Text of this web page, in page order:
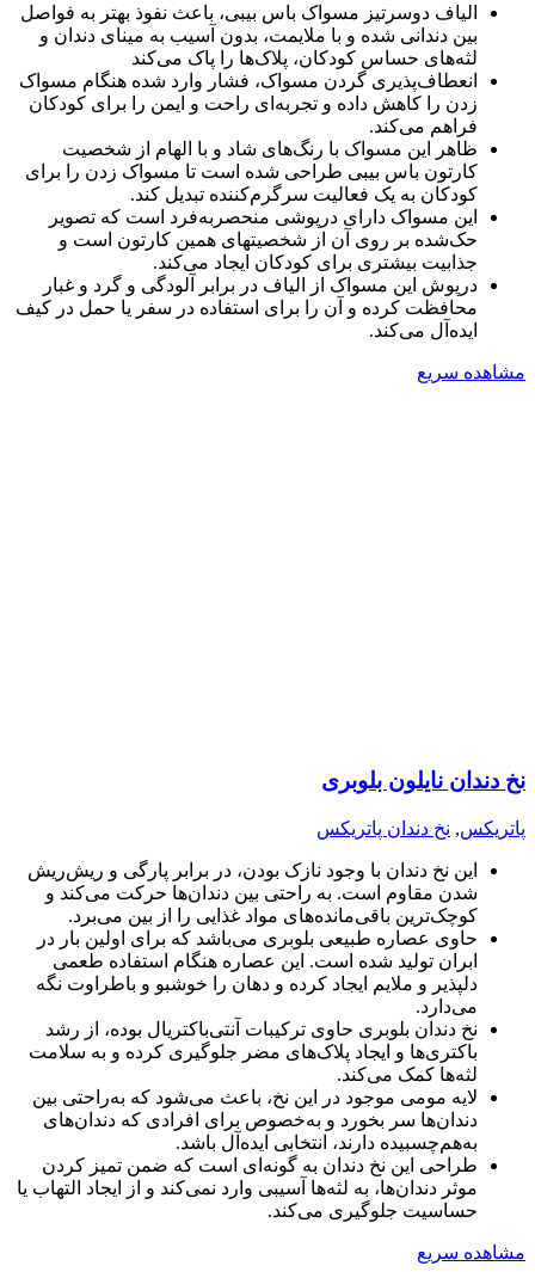
الیاف دوسرتیز مسواک باس بیبی، باعث نفوذ بهتر به فواصل
بین دندانی شده و با ملایمت، بدون آسیب به مینای دندان و
لثه‌های حساس کودکان، پلاک‌ها را پاک می‌کند
انعطاف‌پذیری گردن مسواک، فشار وارد شده هنگام مسواک
زدن را کاهش داده و تجربه‌ای راحت و ایمن را برای کودکان
فراهم می‌کند.
ظاهر این مسواک با رنگ‌های شاد و با الهام از شخصیت‌
کارتون باس بیبی طراحی شده است تا مسواک زدن را برای
کودکان به یک فعالیت سرگرم‌کننده تبدیل کند.
این مسواک دارای درپوشی منحصربه‌فرد است که تصویر
حک‌شده بر روی آن از شخصیتهای همین کارتون است و
جذابیت بیشتری برای کودکان ایجاد می‌کند.
درپوش این مسواک از الیاف در برابر آلودگی و گرد و غبار
محافظت کرده و آن را برای استفاده در سفر یا حمل در کیف
ایده‌آل می‌کند.
مشاهده سریع
نخ دندان نایلون بلوبری
پاتریکس, نخ دندان پاتریکس
این نخ دندان با وجود نازک بودن، در برابر پارگی و ریش‌ریش
شدن مقاوم است. به راحتی بین دندان‌ها حرکت می‌کند و
کوچک‌ترین باقی‌مانده‌های مواد غذایی را از بین می‌برد.
حاوی عصاره طبیعی بلوبری می‌باشد که برای اولین بار در
ابران تولید شده است. این عصاره هنگام استفاده طعمی
دلپذیر و ملایم ایجاد کرده و دهان را خوشبو و باطراوت نگه
می‌دارد.
نخ دندان بلوبری حاوی ترکیبات آنتی‌باکتریال بوده، از رشد
باکتری‌ها و ایجاد پلاک‌های مضر جلوگیری کرده و به سلامت
لثه‌ها کمک می‌کند.
لایه مومی موجود در این نخ، باعث می‌شود که به‌راحتی بین
دندان‌ها سر بخورد و به‌خصوص برای افرادی که دندان‌های
به‌هم‌چسبیده دارند، انتخابی ایده‌آل باشد.
طراحی این نخ دندان به گونه‌ای است که ضمن تمیز کردن
موثر دندان‌ها، به لثه‌ها آسیبی وارد نمی‌کند و از ایجاد التهاب یا
حساسیت جلوگیری می‌کند.
مشاهده سریع